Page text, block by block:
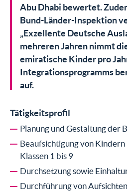
Abu Dhabi bewertet.
Bund-Länder-Inspektion
„Exzellente Deutsche
mehreren Jahren nimmt
emiratische Kinder pro
Integrationsprogramms
auf.
Tätigkeitsprofil
Planung und Gestaltung der
Beaufsichtigung von
Klassen 1 bis 9
Durchsetzung sowie
Durchführung von Aufsichten